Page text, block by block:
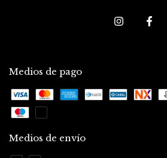
Medios de pago
Medios de envío